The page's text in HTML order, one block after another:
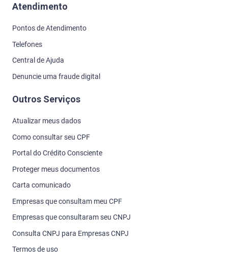
Atendimento
Pontos de Atendimento
Telefones
Central de Ajuda
Denuncie uma fraude digital
Outros Serviços
Atualizar meus dados
Como consultar seu CPF
Portal do Crédito Consciente
Proteger meus documentos
Carta comunicado
Empresas que consultam meu CPF
Empresas que consultaram seu CNPJ
Consulta CNPJ para Empresas CNPJ
Termos de uso